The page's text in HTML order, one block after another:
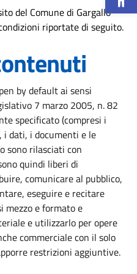
del Comune di Gargallo
riportate di seguito.
by default ai sensi
7 marzo 2005, n. 82
specificato (compresi i
dati, i documenti e le
sono rilasciati con
quindi liberi di
comunicare al pubblico,
eseguire e recitare
mezzo e formato e
e utilizzarlo per opere
commerciale con il solo
restrizioni aggiuntive.